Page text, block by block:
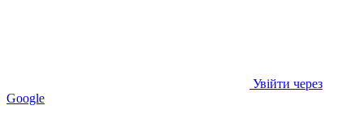
Увійти через
Google